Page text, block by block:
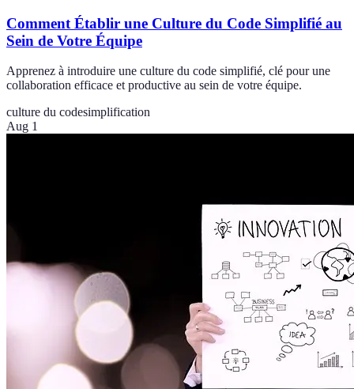
Comment Établir une Culture du Code Simplifié au
Sein de Votre Équipe
Apprenez à introduire une culture du code simplifié, clé pour une
collaboration efficace et productive au sein de votre équipe.
culture du codesimplification
Aug 1